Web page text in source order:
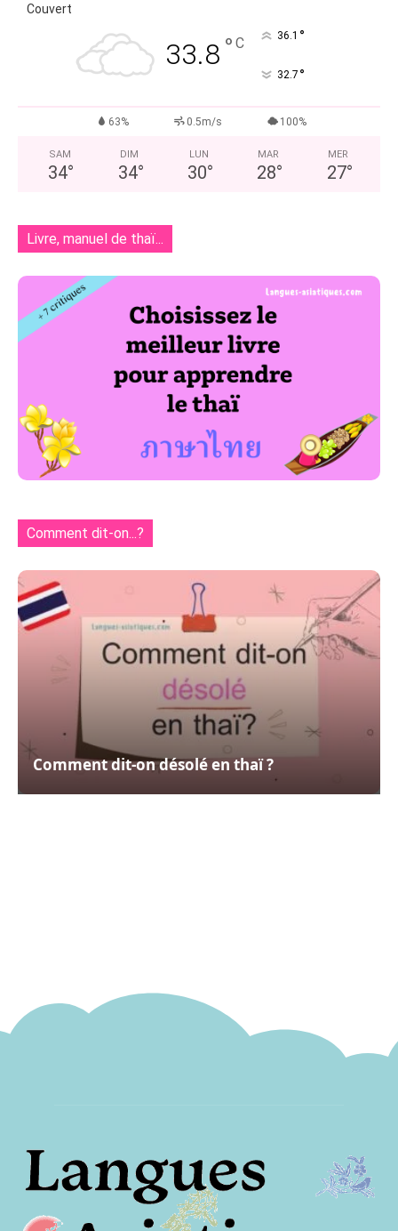
Couvert
33.8 ° C 36.1 °
32.7 °
63% 0.5m/s 100%
SAM
34°
DIM
34°
LUN
30°
MAR
28°
MER
27°
Livre, manuel de thaï...
Comment dit-on...?
Comment dit-on désolé en thaï ?